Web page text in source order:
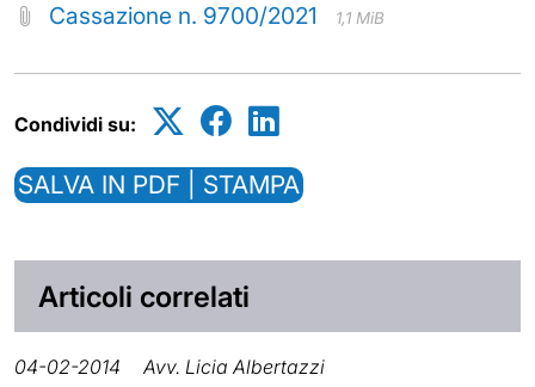
Cassazione n. 9700/2021 1,1 MiB
Condividi su:
SALVA IN PDF | STAMPA
Articoli correlati
04-02-2014 Avv. Licia Albertazzi